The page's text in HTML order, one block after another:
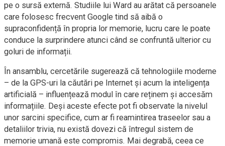
pe o sursă externă. Studiile lui Ward au arătat că persoanele
care folosesc frecvent Google tind să aibă o
supraconfidență în propria lor memorie, lucru care le poate
conduce la surprindere atunci când se confruntă ulterior cu
goluri de informații.
În ansamblu, cercetările sugerează că tehnologiile moderne
– de la GPS-uri la căutări pe Internet și acum la inteligența
artificială – influențează modul în care reținem și accesăm
informațiile. Deși aceste efecte pot fi observate la nivelul
unor sarcini specifice, cum ar fi reamintirea traseelor sau a
detaliilor trivia, nu există dovezi că întregul sistem de
memorie umană este compromis. Mai degrabă, ceea ce